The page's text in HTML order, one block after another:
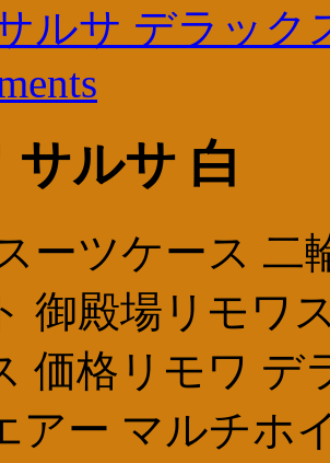
ルサ デラッ
サルサ 白
ーツケース
御殿場リモワ
価格リモワ デ
アー マルチホ